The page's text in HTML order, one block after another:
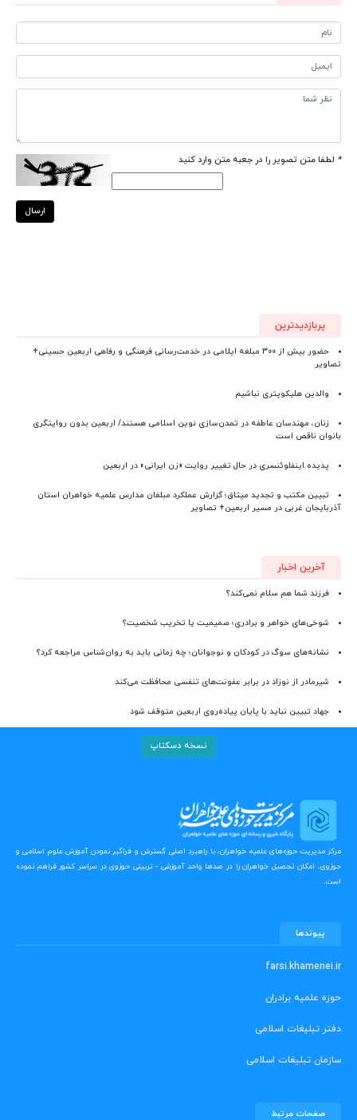
* لطفا متن تصویر را در جعبه متن وارد کنید
ارسال
پربازدیدترین
حضور بیش از ۳۰۰ مبلغه ایلامی در خدمت‌رسانی فرهنگی و رفاهی اربعین حسینی+
تصاویر
والدین هلیکوپتری نباشیم
زنان، مهندسان عاطفه در تمدن‌سازی نوین اسلامی هستند/ اربعین بدون روایتگری
بانوان ناقص است
پدیده اینفلوئنسری در حال تغییر روایت «زن ایرانی» در اربعین
تبیین مکتب و تجدید میثاق؛ گزارش عملکرد مبلغان مدارس علمیه خواهران استان
آذربایجان‌ غربی در مسیر اربعین+ تصاویر
آخرین اخبار
فرزند شما هم سلام نمی‌کند؟
شوخی‌های خواهر و برادری؛ صمیمیت یا تخریب شخصیت؟
نشانه‌های سوگ در کودکان و نوجوانان؛ چه زمانی باید به روان‌شناس مراجعه کرد؟
شیرمادر از نوزاد در برابر عفونت‌های تنفسی محافظت می‌کند
جهاد تبیین نباید با پایان پیاده‌روی اربعین متوقف شود
نسخه دسکتاپ
مرکز مدیریت حوزه‌های علمیه خواهران، با راهبرد اصلی گسترش و فراگیر نمودن آموزش علوم اسلامی و
حوزوی، امکان تحصیل خواهران را در صدها واحد آموزشی - تربیتی حوزوی در سراسر کشور فراهم نموده
است.
پیوندها
farsi.khamenei.ir
حوزه علمیه برادران
دفتر تبلیغات اسلامی
سازمان تبلیغات اسلامی
صفحات مرتبط